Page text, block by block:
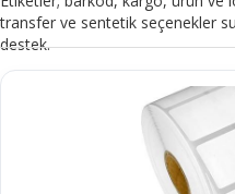
transfer ve sentetik seçenekler
destek.